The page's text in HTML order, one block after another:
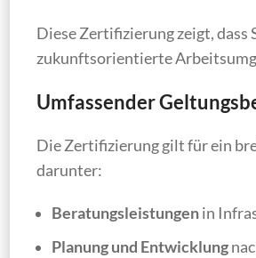
Diese Zertifizierung zeigt, dass
zukunftsorientierte
Umfassender
Die Zertifizierung gilt für ein
darunter:
Beratungsleistungenin
Planung und Entwicklung